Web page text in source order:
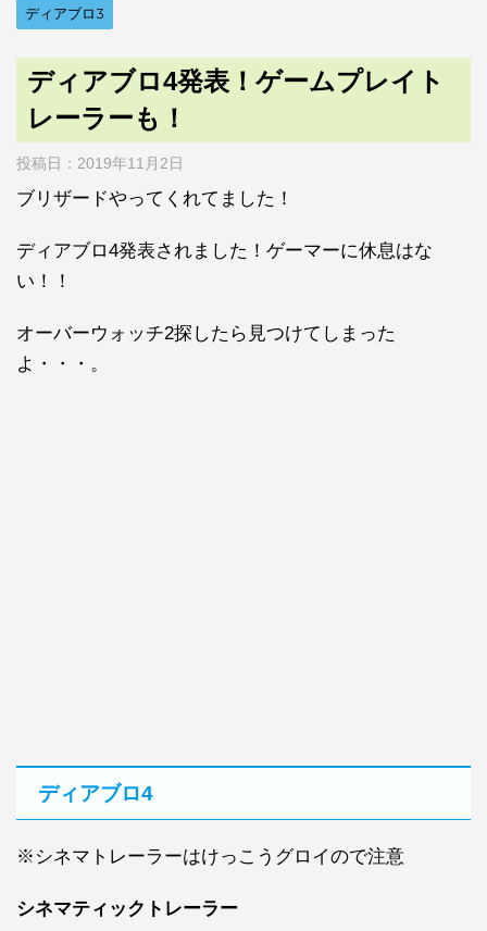
ディアブロ3
ディアブロ4発表！ゲームプレイト
レーラーも！
投稿日： 2019年11月2日
ブリザードやってくれてました！
ディアブロ4発表されました！ゲーマーに休息はな
い！！
オーバーウォッチ2探したら見つけてしまった
よ・・・。
ディアブロ4
※シネマトレーラーはけっこうグロイので注意
シネマティックトレーラー